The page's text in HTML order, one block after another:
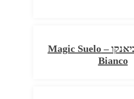
מג’יק סולו ביאנקו – Magic Suelo
Bianco